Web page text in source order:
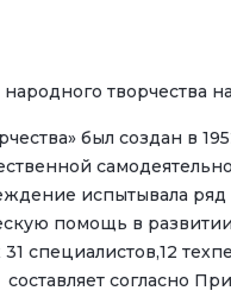
творчества
в 1952 году
испытывала
помощь в
31 специалистов,12
согласно